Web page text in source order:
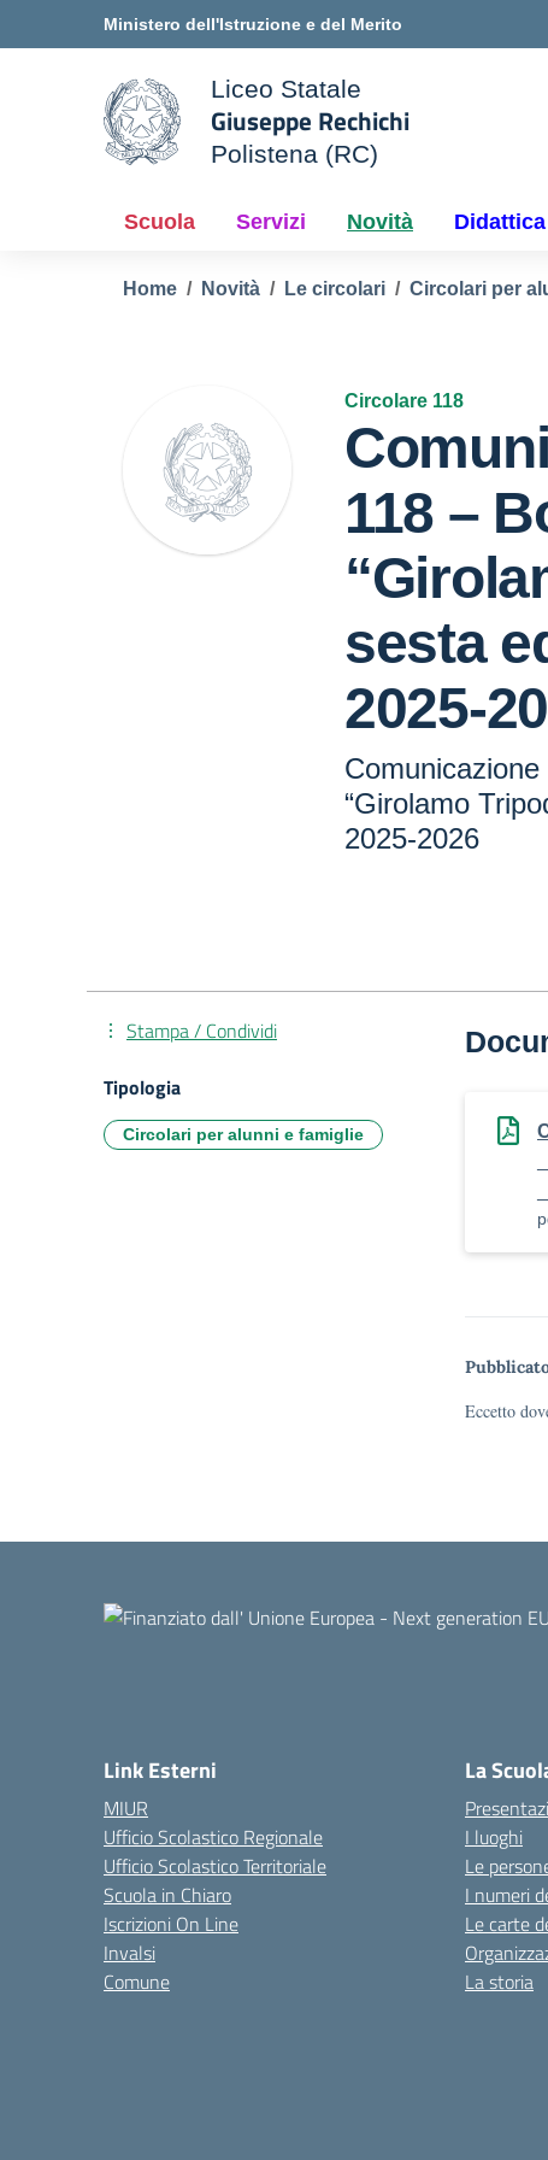
Vai ai contenuti
Vai al menu di navigazioneMinistero dell'Istruzione e del Merito
della scuola
Liceo Statale
Giuseppe Rechichi
Polistena (RC)
Scuola Servizi Novità Didattica
Home Novità Le circolari Circolari per
Circolare 118
118 –
sesta
2025-
“Girolamo
2025-2026
Eccetto
Stampa / Condividi
Tipologia
Circolari per alunni e famiglie
Link Esterni
MIUR
Ufficio Scolastico Regionale
Ufficio Scolastico Territoriale
Scuola in Chiaro
Iscrizioni On Line
Invalsi
Comune
La
I luoghi
Le
I numeri
Le carte
La storia